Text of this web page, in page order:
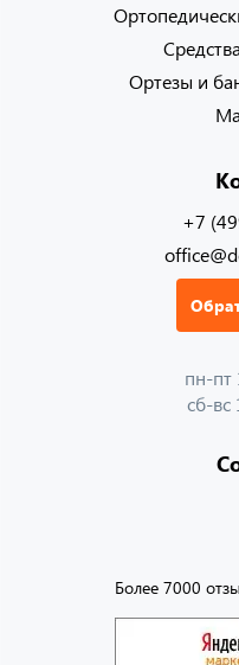
Более 7000
Ортезы и
+7
пн-пт
сб-вс